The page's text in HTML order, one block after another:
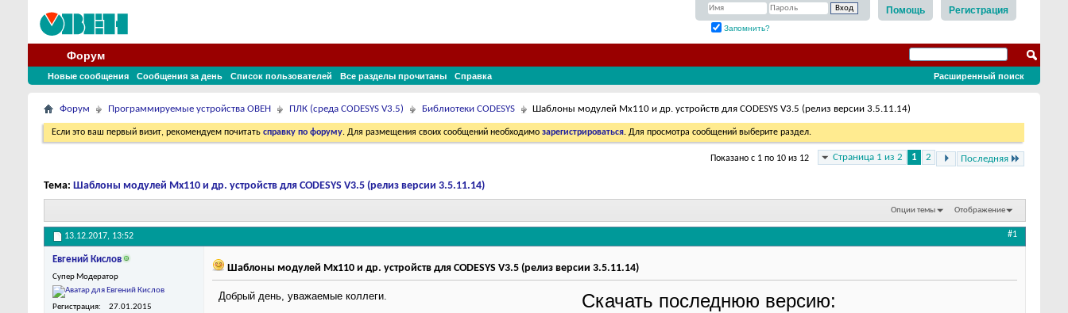
Регистрация
Помощь
Запомнить?
Форум
Новые сообщения Сообщения за день Список пользователей Все разделы прочитаны Справка Расширенный поиск
Форум Программируемые устройства ОВЕН ПЛК (среда CODESYS V3.5) Библиотеки CODESYS Шаблоны модулей Mx110 и др. устройств для CODESYS V3.5 (релиз версии 3.5.11.14)
Если это ваш первый визит, рекомендуем почитать справку по форуму. Для размещения своих сообщений необходимо зарегистрироваться. Для просмотра сообщений выберите раздел.
Страница 1 из 2 1 2 Последняя
Показано с 1 по 10 из 12
Тема: Шаблоны модулей Mx110 и др. устройств для CODESYS V3.5 (релиз версии 3.5.11.14)
Опции темы Отображение
13.12.2017, 13:52 #1
Евгений Кислов
Супер Модератор
Регистрация
27.01.2015
Шаблоны модулей Mx110 и др. устройств для CODESYS V3.5 (релиз версии 3.5.11.14)
Добрый день, уважаемые коллеги.
Скачать последнюю версию: